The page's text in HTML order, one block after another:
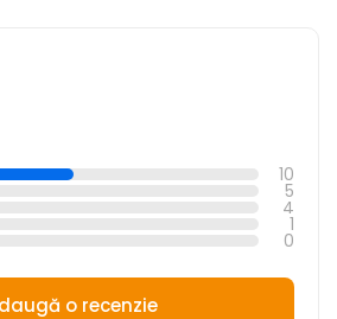
10
5
4
1
0
o recenzie